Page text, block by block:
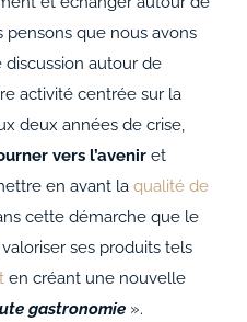
pensons que nous avons
autour de
activité centrée sur la
deux années de crise,
vers l’avenir et
en avant la qualité de
cette démarche que le
ses produits tels
en créant une nouvelle
gastronomie ».